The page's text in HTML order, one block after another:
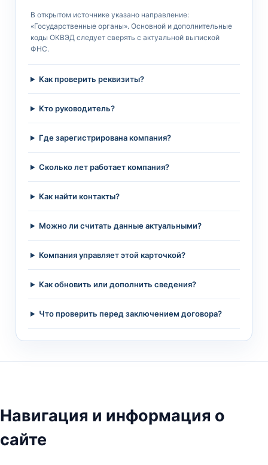
В открытом источнике указано направление:
«Государственные органы». Основной и дополнительные
коды ОКВЭД следует сверять с актуальной выпиской
ФНС.
Как проверить реквизиты?
Кто руководитель?
Где зарегистрирована компания?
Сколько лет работает компания?
Как найти контакты?
Можно ли считать данные актуальными?
Компания управляет этой карточкой?
Как обновить или дополнить сведения?
Что проверить перед заключением договора?
Навигация и информация о
сайте